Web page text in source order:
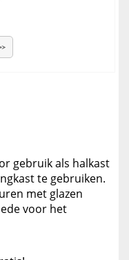
gebruik als halkast
te gebruiken.
met glazen
voor het